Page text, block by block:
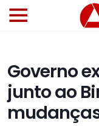
Governo
junto ao